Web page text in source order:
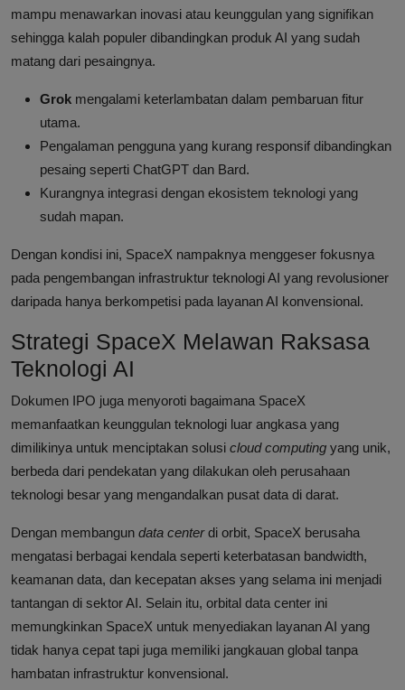
mampu menawarkan inovasi atau keunggulan yang signifikan
sehingga kalah populer dibandingkan produk AI yang sudah
matang dari pesaingnya.
Grok mengalami keterlambatan dalam pembaruan fitur
utama.
Pengalaman pengguna yang kurang responsif dibandingkan
pesaing seperti ChatGPT dan Bard.
Kurangnya integrasi dengan ekosistem teknologi yang
sudah mapan.
Dengan kondisi ini, SpaceX nampaknya menggeser fokusnya
pada pengembangan infrastruktur teknologi AI yang revolusioner
daripada hanya berkompetisi pada layanan AI konvensional.
Strategi SpaceX Melawan Raksasa
Teknologi AI
Dokumen IPO juga menyoroti bagaimana SpaceX
memanfaatkan keunggulan teknologi luar angkasa yang
dimilikinya untuk menciptakan solusi cloud computing yang unik,
berbeda dari pendekatan yang dilakukan oleh perusahaan
teknologi besar yang mengandalkan pusat data di darat.
Dengan membangun data centerdi orbit, SpaceX berusaha
mengatasi berbagai kendala seperti keterbatasan bandwidth,
keamanan data, dan kecepatan akses yang selama ini menjadi
tantangan di sektor AI. Selain itu, orbital data center ini
memungkinkan SpaceX untuk menyediakan layanan AI yang
tidak hanya cepat tapi juga memiliki jangkauan global tanpa
hambatan infrastruktur konvensional.